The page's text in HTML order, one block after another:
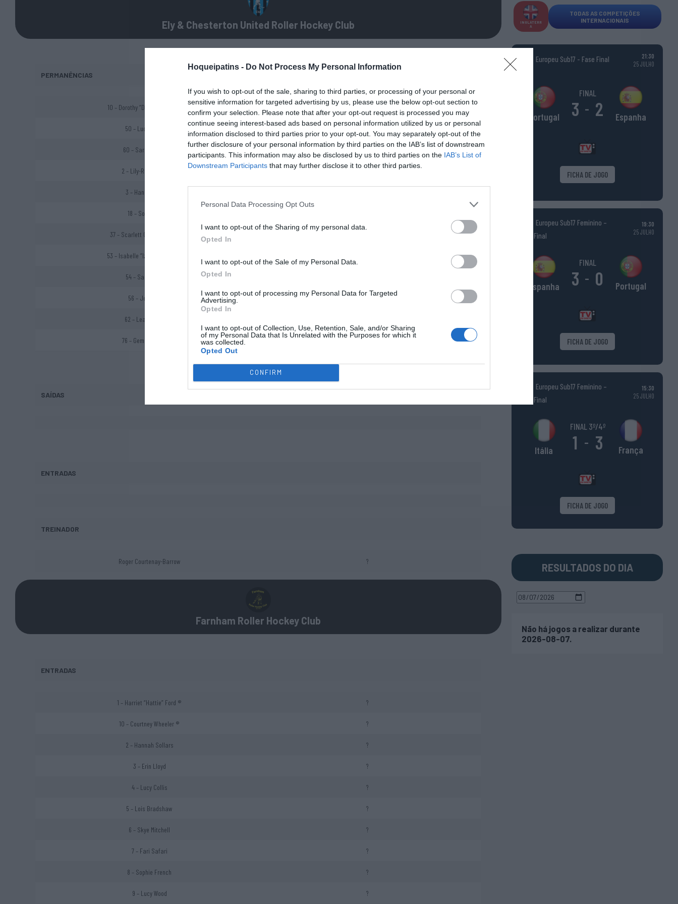
Hoqueipatins - Do Not Process My Personal Information
If you wish to opt-out of the sale, sharing to third parties, or processing of your personal or
sensitive information for targeted advertising by us, please use the below opt-out section to
confirm your selection. Please note that after your opt-out request is processed you may
continue seeing interest-based ads based on personal information utilized by us or personal
information disclosed to third parties prior to your opt-out. You may separately opt-out of the
further disclosure of your personal information by third parties on the IAB’s list of downstream
participants. This information may also be disclosed by us to third parties on the IAB’s List of
Downstream Participants that may further disclose it to other third parties.
Personal Data Processing Opt Outs
I want to opt-out of the Sharing of my personal data.
Opted In
I want to opt-out of the Sale of my Personal Data.
Opted In
I want to opt-out of processing my Personal Data for Targeted
Advertising.
Opted In
I want to opt-out of Collection, Use, Retention, Sale, and/or Sharing
of my Personal Data that Is Unrelated with the Purposes for which it
was collected.
Opted Out
CONFIRM
Ely & Chesterton United Roller Hockey Club
PERMANÊNCIAS
10 – Dorothy “Dottie” Thorogood ® ?
50 – Lucy Wrigley ® ?
60 – Sarah Moffett ® ?
2 – Lily-Rose Chandler ?
3 – Hannah Barrow
18 – Sophie Eaton
37 – Scarlett Courtenay-Barrow
53 – Isabelle “Izzy” Jansen-Bhatti
54 – Sarah Figredo
56 – Jenna Price ?
62 – Leah Isaacson
76 – Gemma Cannizzo ?
SAÍDAS
ENTRADAS
TREINADOR
Roger Courtenay-Barrow ?
Farnham Roller Hockey Club
ENTRADAS
1 – Harriet “Hattie” Ford ® ?
10 – Courtney Wheeler ® ?
2 – Hannah Sollars ?
3 – Erin Lloyd ?
4 – Lucy Collis ?
5 – Lois Bradshaw ?
6 – Skye Mitchell ?
7 – Fari Safari ?
8 – Sophie French ?
9 – Lucy Wood ?
INGLATERR
A
TODAS AS COMPETIÇÕES
INTERNACIONAIS
Europeu Sub17 - Fase Final
21:30
25 JULHO
Portugal
FINAL
3 - 2 Espanha
FICHA DE JOGO
Europeu Sub17 Feminino –
Fase Final
19:30
25 JULHO
Espanha
FINAL
3 - 0 Portugal
FICHA DE JOGO
Europeu Sub17 Feminino –
Fase Final
15:30
25 JULHO
Itália
FINAL 3º/4º
1 - 3 França
FICHA DE JOGO
RESULTADOS DO DIA
Não há jogos a realizar durante
2026-08-07.